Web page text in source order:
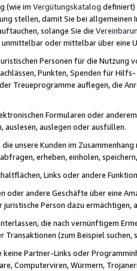
(wie im Vergütungskatalog definiert)
stellen, damit Sie bei
solange Sie die
unmittelbar oder mittelbar über eine
Personen für die Nutzung
Punkten, Spenden für
Treueprogramme auflegen, die
Formularen oder
auslesen, auslegen oder ausfüllen.
unsere Kunden im
erheben, einholen,
Links oder andere
oder andere Geschäfte über eine
juristische Person dazu
die nach vernünftigem
Transaktionen (zum Beispiel
keine Partner-Links oder
Computerviren, Würmern,